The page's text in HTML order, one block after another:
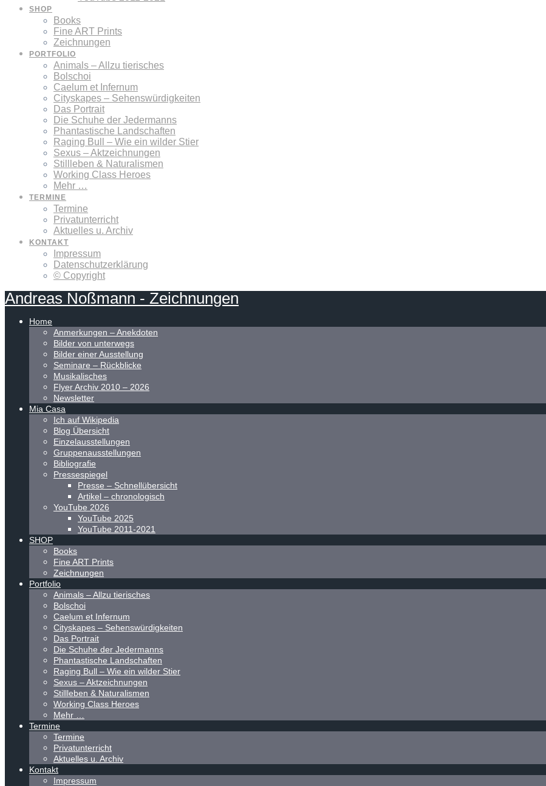
SHOP
Books
Fine ART Prints
Zeichnungen
PORTFOLIO
Animals – Allzu tierisches
Bolschoi
Caelum et Infernum
Cityskapes – Sehenswürdigkeiten
Das Portrait
Die Schuhe der Jedermanns
Phantastische Landschaften
Raging Bull – Wie ein wilder Stier
Sexus – Aktzeichnungen
Stillleben & Naturalismen
Working Class Heroes
Mehr …
TERMINE
Termine
Privatunterricht
Aktuelles u. Archiv
KONTAKT
Impressum
Datenschutzerklärung
© Copyright
Andreas Noßmann - Zeichnungen
Home
Anmerkungen – Anekdoten
Bilder von unterwegs
Bilder einer Ausstellung
Seminare – Rückblicke
Musikalisches
Flyer Archiv 2010 – 2026
Newsletter
Mia Casa
Ich auf Wikipedia
Blog Übersicht
Einzelausstellungen
Gruppenausstellungen
Bibliografie
Pressespiegel
Presse – Schnellübersicht
Artikel – chronologisch
YouTube 2026
YouTube 2025
YouTube 2011-2021
SHOP
Books
Fine ART Prints
Zeichnungen
Portfolio
Animals – Allzu tierisches
Bolschoi
Caelum et Infernum
Cityskapes – Sehenswürdigkeiten
Das Portrait
Die Schuhe der Jedermanns
Phantastische Landschaften
Raging Bull – Wie ein wilder Stier
Sexus – Aktzeichnungen
Stillleben & Naturalismen
Working Class Heroes
Mehr …
Termine
Termine
Privatunterricht
Aktuelles u. Archiv
Kontakt
Impressum